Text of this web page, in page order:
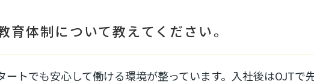
育体制について教えてください。
ートでも安心して働ける環境が整っています。入社後はOJT